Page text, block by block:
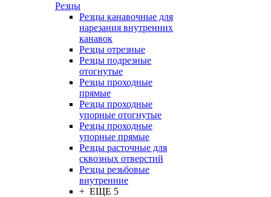
Резцы
Резцы канавочные для
нарезания внутренних
канавок
Резцы отрезные
Резцы подрезные
отогнутые
Резцы проходные
прямые
Резцы проходные
упорные отогнутые
Резцы проходные
упорные прямые
Резцы расточные для
сквозных отверстий
Резцы резьбовые
внутренние
+ ЕЩЕ 5